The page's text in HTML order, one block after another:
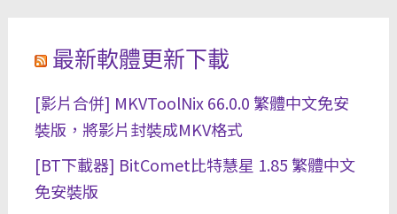
最新軟體更新下載
[影片合併] MKVToolNix 66.0.0 繁體中文免安
裝版，將影片封裝成MKV格式
[BT下載器] BitComet比特慧星 1.85 繁體中文
免安裝版